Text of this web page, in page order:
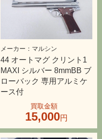
44 オートマグ クリント1
MAXI シルバー 8mmBB ブ
ローバック 専用アルミケ
ース付
15,000